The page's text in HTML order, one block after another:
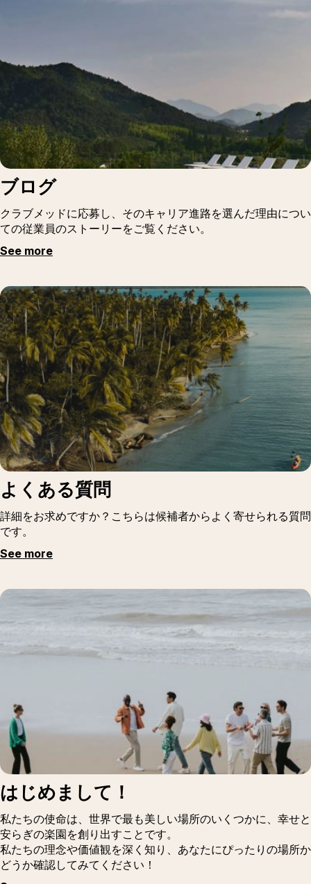
ブログ
クラブメッドに応募し、そのキャリア進路を選んだ理由につい
ての従業員のストーリーをご覧ください。
See more
よくある質問
詳細をお求めですか？こちらは候補者からよく寄せられる質問
です。
See more
はじめまして！
私たちの使命は、世界で最も美しい場所のいくつかに、幸せと
安らぎの楽園を創り出すことです。
私たちの理念や価値観を深く知り、あなたにぴったりの場所か
どうか確認してみてください！